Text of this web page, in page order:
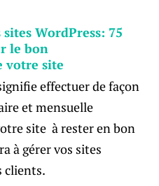
WordPress: 75
le bon
votre site
effectuer de façon
et mensuelle
site à rester en bon
à gérer vos sites
clients.